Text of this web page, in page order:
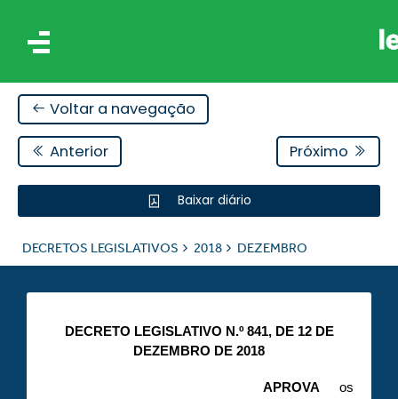
Voltar a navegação
Anterior Próximo
Baixar diário
DECRETOS LEGISLATIVOS 2018 DEZEMBRO
DECRETO LEGISLATIVO N.º 841, DE 12 DE
DEZEMBRO DE 2018
APROVAos